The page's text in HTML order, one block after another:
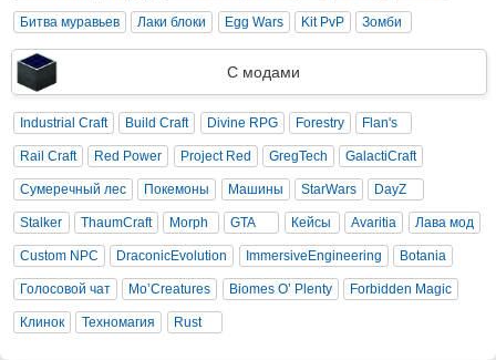
Битва муравьев Лаки блоки Egg Wars Kit PvP Зомби
С модами
Industrial Craft Build Craft Divine RPG Forestry Flan's
Rail Craft Red Power Project Red GregTech GalactiCraft
Сумеречный лес Покемоны Машины StarWars DayZ
Stalker ThaumCraft Morph GTA Кейсы Avaritia Лава мод
Custom NPC DraconicEvolution ImmersiveEngineering Botania
Голосовой чат Mo’Creatures Biomes O’ Plenty Forbidden Magic
Клинок Техномагия Rust